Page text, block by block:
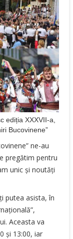
ediția XXXVII-a,
Bucovinene”
ne-au
pregătim pentru
unic și noutăți
putea asista, în
Aceasta va
și 13:00, iar